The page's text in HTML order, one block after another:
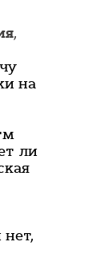
,
на
ли